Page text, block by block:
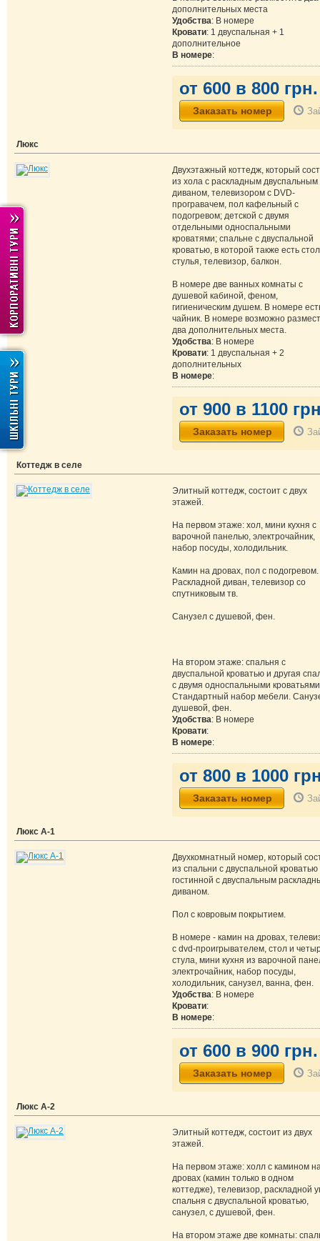
дополнительных места
Удобства: В номере
Кровати: 1 двуспальная + 1
дополнительное
В номере:
от 600 в 800 грн.
Люкс
Двухэтажный коттедж, который
из хола с раскладным двуспальным
диваном, телевизором с DVD-
програвачем, пол кафельный с
подогревом; детской с двумя
отдельными односпальными
кроватями; спальне с двуспальной
кроватью, в которой также есть
стулья, телевизор, балкон.
В номере две ванных комнаты с
душевой кабиной, феном,
гигиеническим душем. В номере
чайник. В номере возможно
два дополнительных места.
Удобства: В номере
Кровати: 1 двуспальная + 2
дополнительных
В номере:
от 900 в 1100
Коттедж в селе
Элитный коттедж, состоит с двух
этажей.
На первом этаже: хол, мини кухня с
варочной панелью, электрочайник,
набор посуды, холодильник.
Камин на дровах, пол с подогревом.
Раскладной диван, телевизор со
спутниковым тв.
Санузел с душевой, фен.
На втором этаже: спальня с
двуспальной кроватью и другая
с двумя односпальными
Стандартный набор мебели.
душевой, фен.
Удобства: В номере
Кровати:
В номере:
от 800 в 1000
Люкс А-1
Двухкомнатный номер, который
из спальни с двуспальной кроватью
гостинной с двуспальным
диваном.
Пол с ковровым покрытием.
В номере - камин на дровах,
с dvd-проигрывателем, стол и
стула, мини кухня из варочной
электрочайник, набор посуды,
холодильник, санузел, ванна, фен.
Удобства: В номере
Кровати:
В номере:
от 600 в 900 грн.
Люкс А-2
Элитный коттедж, состоит из двух
этажей.
На первом этаже: холл с камином
дровах (камин только в одном
коттедже), телевизор, раскладной
спальня с двуспальной кроватью,
санузел, с душевой, фен.
На втором этаже две комнаты: